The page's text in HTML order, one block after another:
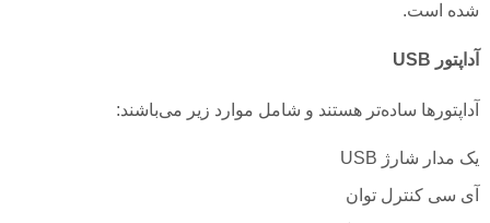
شده است.
آداپتور USB
آداپتورها ساده‌تر هستند و شامل موارد زیر می‌باشند:
یک مدار شارژ USB
آی سی کنترل توان